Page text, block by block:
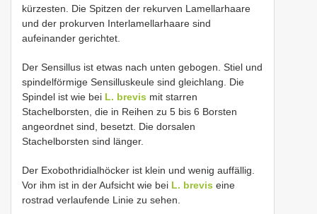
kürzesten. Die Spitzen der rekurven Lamellarhaare
und der prokurven Interlamellarhaare sind
aufeinander gerichtet.
Der Sensillus ist etwas nach unten gebogen. Stiel und
spindelförmige Sensilluskeule sind gleichlang. Die
Spindel ist wie bei L. brevis mit starren
Stachelborsten, die in Reihen zu 5 bis 6 Borsten
angeordnet sind, besetzt. Die dorsalen
Stachelborsten sind länger.
Der Exobothridialhöcker ist klein und wenig auffällig.
Vor ihm ist in der Aufsicht wie bei L. brevis eine
rostrad verlaufende Linie zu sehen.